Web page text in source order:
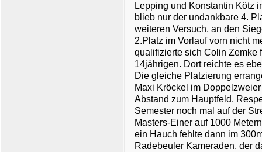
Lepping und Konstantin Kötz
blieb nur der undankbare 4.
weiteren Versuch, an den
2.Platz im Vorlauf vorn nicht
qualifizierte sich Colin Zemke
14jährigen. Dort reichte es
Die gleiche Platzierung
Maxi Kröckel im
Abstand zum Hauptfeld.
Semester noch mal auf der
Masters-Einer auf 1000
ein Hauch fehlte dann im
Radebeuler Kameraden, der